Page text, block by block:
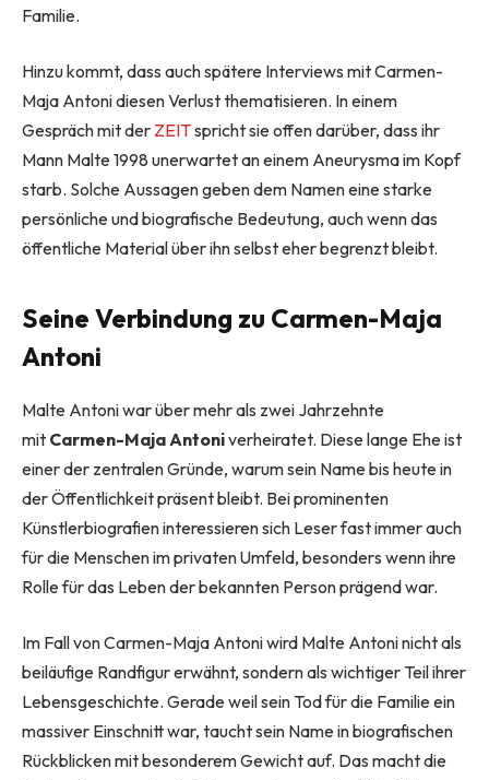
Familie.
Hinzu kommt, dass auch spätere Interviews mit Carmen-
Maja Antoni diesen Verlust thematisieren. In einem
Gespräch mit der ZEITspricht sie offen darüber, dass ihr
Mann Malte 1998 unerwartet an einem Aneurysma im Kopf
starb. Solche Aussagen geben dem Namen eine starke
persönliche und biografische Bedeutung, auch wenn das
öffentliche Material über ihn selbst eher begrenzt bleibt.
Seine Verbindung zu Carmen-Maja
Antoni
Malte Antoni war über mehr als zwei Jahrzehnte
mit Carmen-Maja Antoniverheiratet. Diese lange Ehe ist
einer der zentralen Gründe, warum sein Name bis heute in
der Öffentlichkeit präsent bleibt. Bei prominenten
Künstlerbiografien interessieren sich Leser fast immer auch
für die Menschen im privaten Umfeld, besonders wenn ihre
Rolle für das Leben der bekannten Person prägend war.
Im Fall von Carmen-Maja Antoni wird Malte Antoni nicht als
beiläufige Randfigur erwähnt, sondern als wichtiger Teil ihrer
Lebensgeschichte. Gerade weil sein Tod für die Familie ein
massiver Einschnitt war, taucht sein Name in biografischen
Rückblicken mit besonderem Gewicht auf. Das macht die